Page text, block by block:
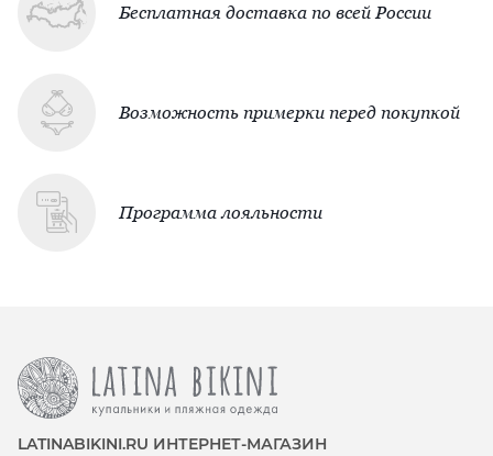
Бесплатная доставка по всей России
Возможность примерки перед покупкой
Программа лояльности
LATINABIKINI.RU ИНТЕРНЕТ-МАГАЗИН